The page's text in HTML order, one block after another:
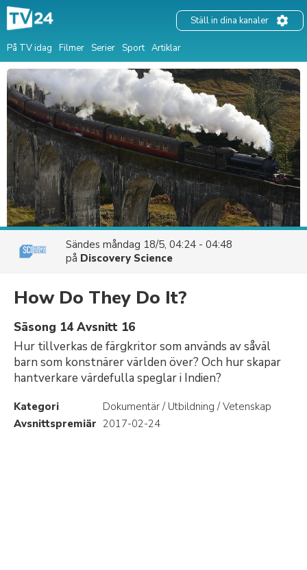
På TV idag Filmer Serier Sport Artiklar
Ställ in dina kanaler
Sändes måndag 18/5, 04:24 - 04:48
på Discovery Science
How Do They Do It?
Säsong 14 Avsnitt 16
Hur tillverkas de färgkritor som används av såväl
barn som konstnärer världen över? Och hur skapar
hantverkare värdefulla speglar i Indien?
Kategori
Dokumentär / Utbildning / Vetenskap
Avsnittspremiär 2017-02-24